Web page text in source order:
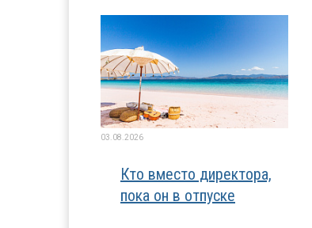
03.08.2026
Кто вместо директора,
пока он в отпуске